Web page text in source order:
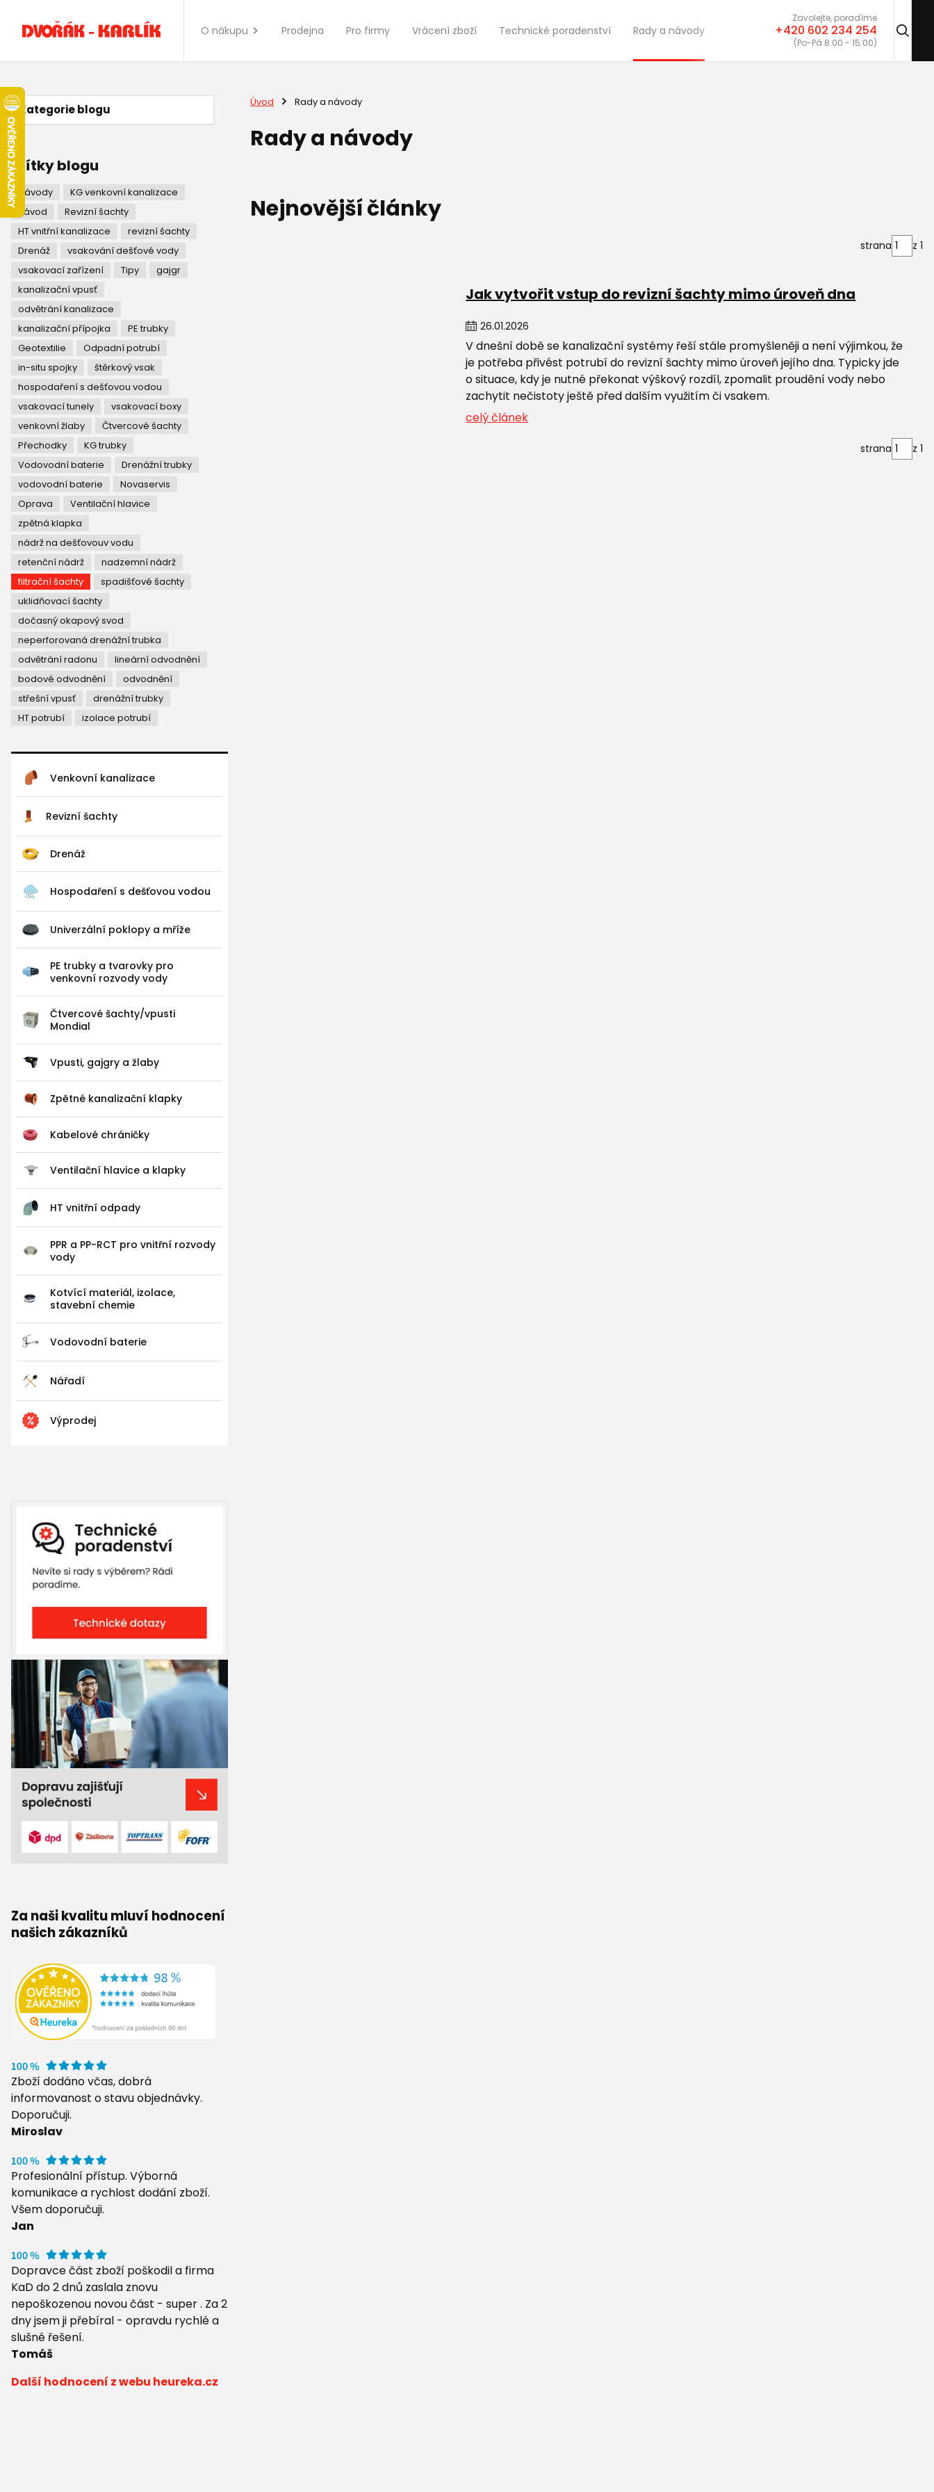
O nákupu Prodejna Pro firmy Vrácení zboží Technické poradenství Rady a návody
Zavolejte, poradíme
+420 602 234 254
(Po-Pá 8:00 - 15:00)
Kategorie blogu
Štítky blogu
Návody
KG venkovní kanalizace
návod
Revizní šachty
HT vnitřní kanalizace
revizní šachty
Drenáž
vsakování dešťové vody
vsakovací zařízení
Tipy
gajgr
kanalizační vpusť
odvětrání kanalizace
kanalizační přípojka
PE trubky
Geotextilie
Odpadní potrubí
in-situ spojky
štěrkový vsak
hospodaření s dešťovou vodou
vsakovací tunely
vsakovací boxy
venkovní žlaby
Čtvercové šachty
Přechodky
KG trubky
Vodovodní baterie
Drenážní trubky
vodovodní baterie
Novaservis
Oprava
Ventilační hlavice
zpětná klapka
nádrž na dešťovouv vodu
retenční nádrž
nadzemní nádrž
filtrační šachty
spadišťové šachty
uklidňovací šachty
dočasný okapový svod
neperforovaná drenážní trubka
odvětrání radonu
lineární odvodnění
bodové odvodnění
odvodnění
střešní vpusť
drenážní trubky
HT potrubí
izolace potrubí
Venkovní kanalizace
Revizní šachty
Drenáž
Hospodaření s dešťovou vodou
Univerzální poklopy a mříže
PE trubky a tvarovky pro
venkovní rozvody vody
Čtvercové šachty/vpusti
Mondial
Vpusti, gajgry a žlaby
Zpětné kanalizační klapky
Kabelové chráničky
Ventilační hlavice a klapky
HT vnitřní odpady
PPR a PP-RCT pro vnitřní rozvody
vody
Kotvící materiál, izolace,
stavební chemie
Vodovodní baterie
Nářadí
Výprodej
Za naši kvalitu mluví hodnocení
našich zákazníků
Zboží dodáno včas, dobrá
informovanost o stavu objednávky.
Doporučuji.
Miroslav
Profesionální přístup. Výborná
komunikace a rychlost dodání zboží.
Všem doporučuji.
Jan
Dopravce část zboží poškodil a firma
KaD do 2 dnů zaslala znovu
nepoškozenou novou část - super . Za 2
dny jsem ji přebíral - opravdu rychlé a
slušné řešení.
Tomáš
Další hodnocení z webu heureka.cz
Úvod Rady a návody
Rady a návody
Nejnovější články
strana z 1
Jak vytvořit vstup do revizní šachty mimo úroveň dna
26.01.2026
V dnešní době se kanalizační systémy řeší stále promyšleněji a není výjimkou, že
je potřeba přivést potrubí do revizní šachty mimo úroveň jejího dna. Typicky jde
o situace, kdy je nutné překonat výškový rozdíl, zpomalit proudění vody nebo
zachytit nečistoty ještě před dalším využitím či vsakem.
celý článek
strana z 1